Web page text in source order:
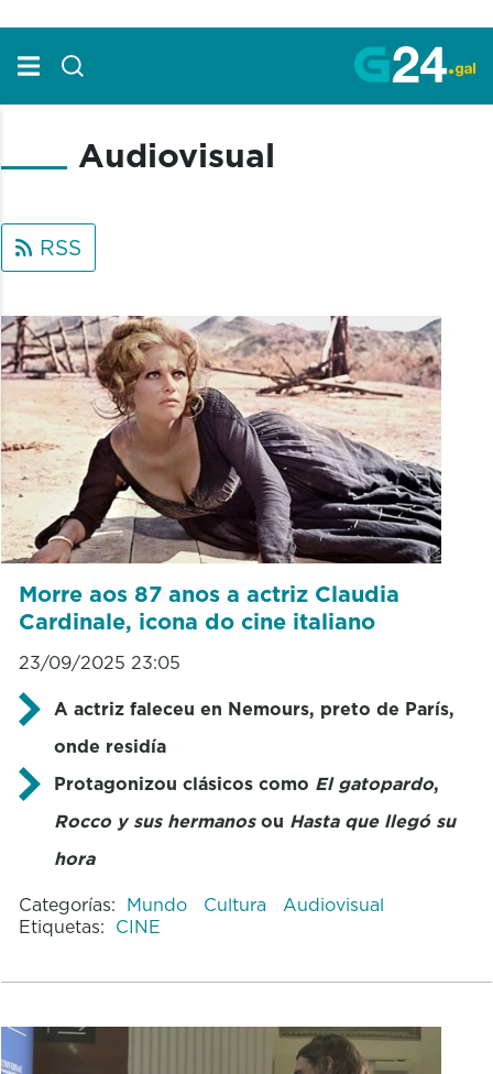
Audiovisual
RSS
Morre aos 87 anos a actriz Claudia
Cardinale, icona do cine italiano
23/09/2025 23:05
A actriz faleceu en Nemours, preto de París,
onde residía
Protagonizou clásicos como El gatopardo,
Rocco y sus hermanosou Hasta que llegó su
hora
Categorías: Mundo Cultura
Audiovisual
Etiquetas: CINE